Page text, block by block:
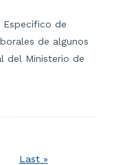
Específico de
de algunos
del Ministerio de
Última
Last »